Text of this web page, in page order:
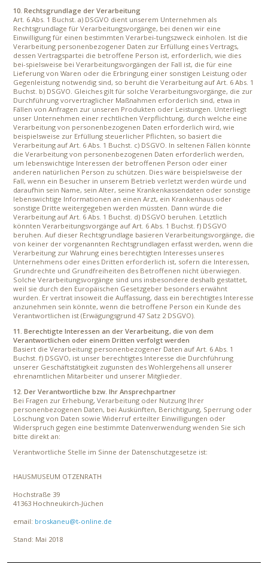
10. Rechtsgrundlage der Verarbeitung
Art. 6 Abs. 1 Buchst. a) DSGVO dient unserem Unternehmen als
Rechtsgrundlage für Verarbeitungsvorgänge, bei denen wir eine
Einwilligung für einen bestimmten Verarbei-tungszweck einholen. Ist die
Verarbeitung personenbezogener Daten zur Erfüllung eines Vertrags,
dessen Vertragspartei die betroffene Person ist, erforderlich, wie dies
bei-spielsweise bei Verarbeitungsvorgängen der Fall ist, die für eine
Lieferung von Waren oder die Erbringung einer sonstigen Leistung oder
Gegenleistung notwendig sind, so beruht die Verarbeitung auf Art. 6 Abs. 1
Buchst. b) DSGVO. Gleiches gilt für solche Verarbeitungsvorgänge, die zur
Durchführung vorvertraglicher Maßnahmen erforderlich sind, etwa in
Fällen von Anfragen zur unseren Produkten oder Leistungen. Unterliegt
unser Unternehmen einer rechtlichen Verpflichtung, durch welche eine
Verarbeitung von personenbezogenen Daten erforderlich wird, wie
beispielsweise zur Erfüllung steuerlicher Pflichten, so basiert die
Verarbeitung auf Art. 6 Abs. 1 Buchst. c) DSGVO. In seltenen Fällen könnte
die Verarbeitung von personenbezogenen Daten erforderlich werden,
um lebenswichtige Interessen der betroffenen Person oder einer
anderen natürlichen Person zu schützen. Dies wäre beispielsweise der
Fall, wenn ein Besucher in unserem Betrieb verletzt werden würde und
daraufhin sein Name, sein Alter, seine Krankenkassendaten oder sonstige
lebenswichtige Informationen an einen Arzt, ein Krankenhaus oder
sonstige Dritte weitergegeben werden müssten. Dann würde die
Verarbeitung auf Art. 6 Abs. 1 Buchst. d) DSGVO beruhen. Letztlich
könnten Verarbeitungsvorgänge auf Art. 6 Abs. 1 Buchst. f) DSGVO
beruhen. Auf dieser Rechtsgrundlage basieren Verarbeitungsvorgänge, die
von keiner der vorgenannten Rechtsgrundlagen erfasst werden, wenn die
Verarbeitung zur Wahrung eines berechtigten Interesses unseres
Unternehmens oder eines Dritten erforderlich ist, sofern die Interessen,
Grundrechte und Grundfreiheiten des Betroffenen nicht überwiegen.
Solche Verarbeitungsvorgänge sind uns insbesondere deshalb gestattet,
weil sie durch den Europäischen Gesetzgeber besonders erwähnt
wurden. Er vertrat insoweit die Auffassung, dass ein berechtigtes Interesse
anzunehmen sein könnte, wenn die betroffene Person ein Kunde des
Verantwortlichen ist (Erwägungsgrund 47 Satz 2 DSGVO).
11. Berechtigte Interessen an der Verarbeitung, die von dem
Verantwortlichen oder einem Dritten verfolgt werden
Basiert die Verarbeitung personenbezogener Daten auf Art. 6 Abs. 1
Buchst. f) DSGVO, ist unser berechtigtes Interesse die Durchführung
unserer Geschäftstätigkeit zugunsten des Wohlergehens all unserer
ehrenamtlichen Mitarbeiter und unserer Mitglieder.
12. Der Verantwortliche bzw. Ihr Ansprechpartner
Bei Fragen zur Erhebung, Verarbeitung oder Nutzung Ihrer
personenbezogenen Daten, bei Auskünften, Berichtigung, Sperrung oder
Löschung von Daten sowie Widerruf erteilter Einwilligungen oder
Widerspruch gegen eine bestimmte Datenverwendung wenden Sie sich
bitte direkt an:
Verantwortliche Stelle im Sinne der Datenschutzgesetze ist:
HAUSMUSEUM OTZENRATH
Hochstraße 39
41363 Hochneukirch-Jüchen
email: broskaneu@t-online.de
Stand: Mai 2018